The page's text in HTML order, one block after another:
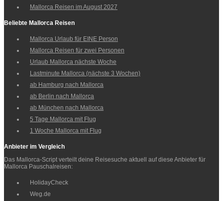
Mallorca Reisen im August 2027
Beliebte Mallorca Reisen
Mallorca Urlaub für EINE Person
Mallorca Reisen für zwei Personen
Urlaub Mallorca nächste Woche
Lastminute Mallorca (nächste 3 Wochen)
ab Hamburg nach Mallorca
ab Berlin nach Mallorca
ab München nach Mallorca
5 Tage Mallorca mit Flug
1 Woche Mallorca mit Flug
Anbieter im Vergleich
Das Mallorca-Script verteilt deine Reisesuche aktuell auf diese Anbieter für
Mallorca Pauschalreisen:
HolidayCheck
Weg.de